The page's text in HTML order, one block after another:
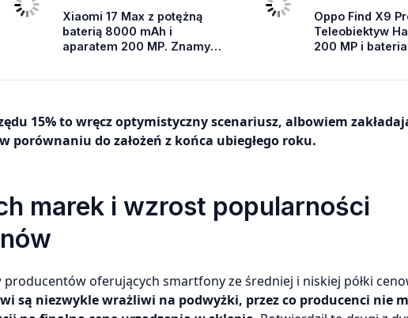
Xiaomi 17 Max z potężną
baterią 8000 mAh i
aparatem 200 MP. Znamy
Oppo Find X9
Teleobiektyw
200 MP i
15% to wręcz optymistyczny scenariusz, albowiem
porównaniu do założeń z końca ubiegłego roku.
marek i wzrost popularności
oferujących smartfony ze średniej i niskiej półki
są niezwykle wrażliwi na podwyżki, przez co producenci nie